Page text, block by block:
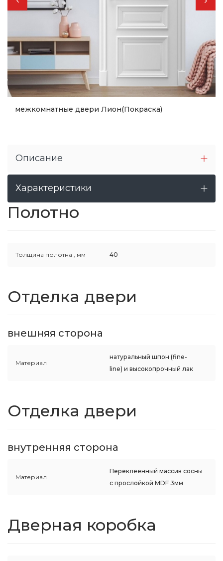
межкомнатные двери Лион(Покраска)
Описание
Характеристики
Полотно
Толщина полотна , мм 40
Отделка двери
внешняя сторона
Материал
натуральный шпон (fine-
line) и высокопрочный лак
Отделка двери
внутренняя сторона
Материал
Переклеенный массив сосны
с прослойкой MDF 3мм
Дверная коробка